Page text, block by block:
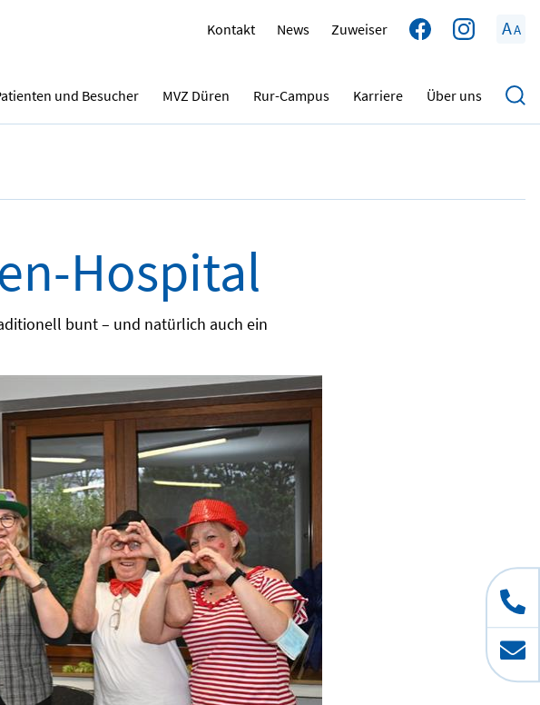
Kontakt News Zuweiser AA
und Besucher MVZ Düren Rur-Campus Karriere Über uns
12.02.2026
Hospital
bunt – und natürlich auch ein